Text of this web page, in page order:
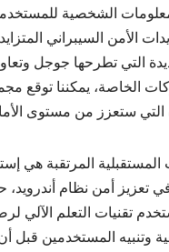
الشخصية
الأمن السيبراني
التي تطرحها جوجل
الخاصة، يمكننا توقع
التي ستعزز من مستوى
المستقبلية المرتقبة هي
تعزيز أمن نظام أندرويد،
تقنيات التعلم الآلي
وتنبيه المستخدمين قبل